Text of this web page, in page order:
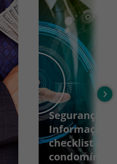
Segurança da
Informação:
checklist
condomínios
›